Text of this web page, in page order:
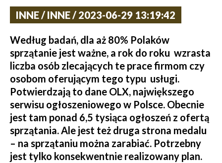
INNE / INNE / 2023-06-29 13:19:42
Według badań, dla aż 80% Polaków
sprzątanie jest ważne, a rok do roku wzrasta
liczba osób zlecających te prace firmom czy
osobom oferującym tego typu usługi.
Potwierdzają to dane OLX, największego
serwisu ogłoszeniowego w Polsce. Obecnie
jest tam ponad 6,5 tysiąca ogłoszeń z ofertą
sprzątania. Ale jest też druga strona medalu
– na sprzątaniu można zarabiać. Potrzebny
jest tylko konsekwentnie realizowany plan.